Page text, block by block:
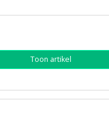
Toon artikel